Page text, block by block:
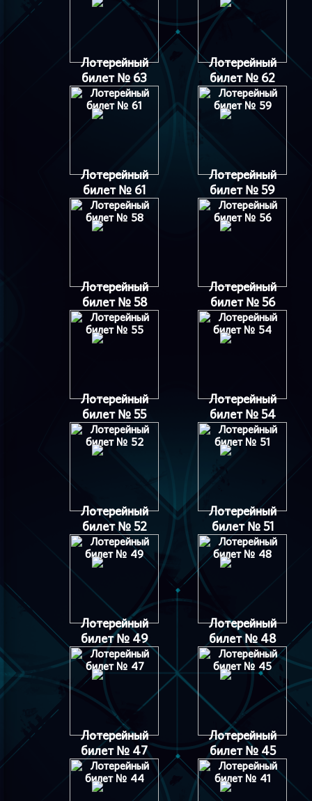
Лотерейный
билет № 63
Лотерейный
билет № 62
Лотерейный
билет № 61
Лотерейный
билет № 59
Лотерейный
билет № 58
Лотерейный
билет № 56
Лотерейный
билет № 55
Лотерейный
билет № 54
Лотерейный
билет № 52
Лотерейный
билет № 51
Лотерейный
билет № 49
Лотерейный
билет № 48
Лотерейный
билет № 47
Лотерейный
билет № 45